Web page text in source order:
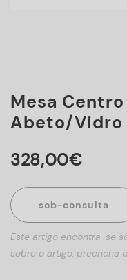
Mesa
Abeto/vidro
328,00€
sob-consulta
Este artigo encontra-se
sobre o artigo, preencha